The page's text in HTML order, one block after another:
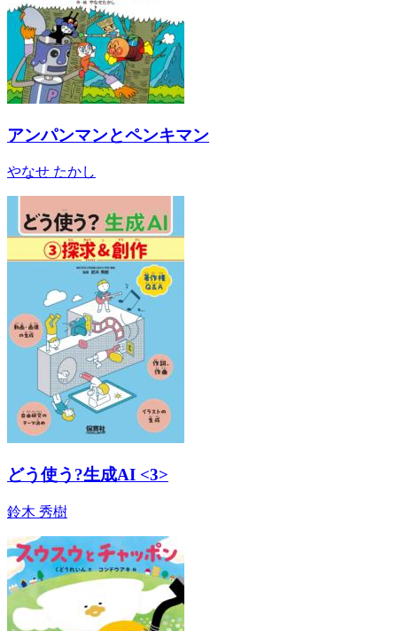
アンパンマンとペンキマン
やなせ たかし
どう使う?生成AI <3>
鈴木 秀樹